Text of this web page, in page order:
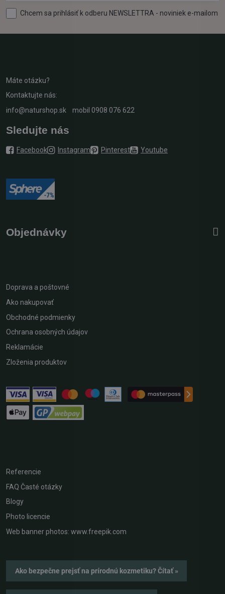
Chcem sa prihlásiť k odberu NEWSLETTRA - noviniek e-mailom
Máte otázku?
Kontaktujte nás:
info@naturshop.sk mobil 0908 076 622
Sledujte nás
Facebook Instagram Pinterest Youtube
Objednávky
Doprava a poštovné
Ako nakupovať
Obchodné podmienky
Ochrana osobných údajov
Reklamácie
Zloženia produktov
Referencie
FAQ Časté otázky
Blogy
Photo licencie
Web banner photos: www.freepik.com
Ako bezpečne prejsť na prírodnú kozmetiku? Čítať »